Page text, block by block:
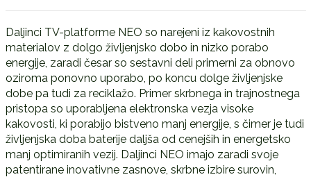
Daljinci TV-platforme NEO so narejeni iz kakovostnih
materialov z dolgo življenjsko dobo in nizko porabo
energije, zaradi česar so sestavni deli primerni za obnovo
oziroma ponovno uporabo, po koncu dolge življenjske
dobe pa tudi za reciklažo. Primer skrbnega in trajnostnega
pristopa so uporabljena elektronska vezja visoke
kakovosti, ki porabijo bistveno manj energije, s čimer je tudi
življenjska doba baterije daljša od cenejših in energetsko
manj optimiranih vezij. Daljinci NEO imajo zaradi svoje
patentirane inovativne zasnove, skrbne izbire surovin,